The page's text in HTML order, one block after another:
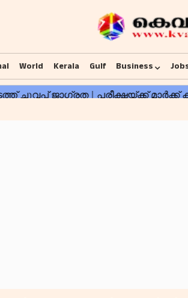
World Kerala Gulf Business